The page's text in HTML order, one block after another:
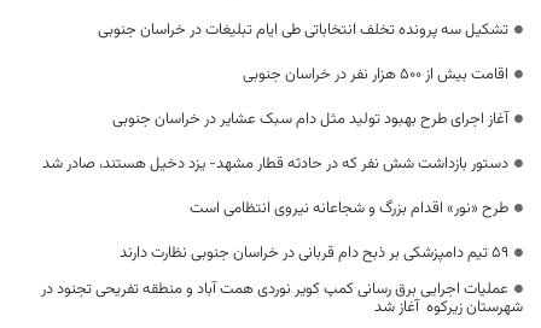
تشکیل سه پرونده تخلف انتخاباتی طی ایام تبلیغات در خراسان جنوبی
اقامت بیش از ۵۰۰ هزار نفر در خراسان جنوبی
آغاز اجرای طرح بهبود تولید مثل دام سبک عشایر در خراسان جنوبی
دستور بازداشت شش نفر که در حادثه قطار مشهد- یزد دخیل هستند، صادر شد
طرح «نور» اقدام بزرگ و شجاعانه نیروی انتظامی است
۵۹ تیم دامپزشکی بر ذبح دام قربانی در خراسان جنوبی نظارت دارند
عملیات اجرایی برق رسانی کمپ کویر نوردی همت آباد و منطقه تفریحی تجنود در
شهرستان زیرکوه آغاز شد